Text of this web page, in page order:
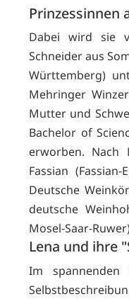
Prinzessinnen
Dabei wird sie
Schneider aus
Württemberg)
Mehringer
Mutter und
Bachelor of
erworben. Nach
Fassian
Deutsche
deutsche
Mosel-Saar-
Lena und ihre
Im spannenden